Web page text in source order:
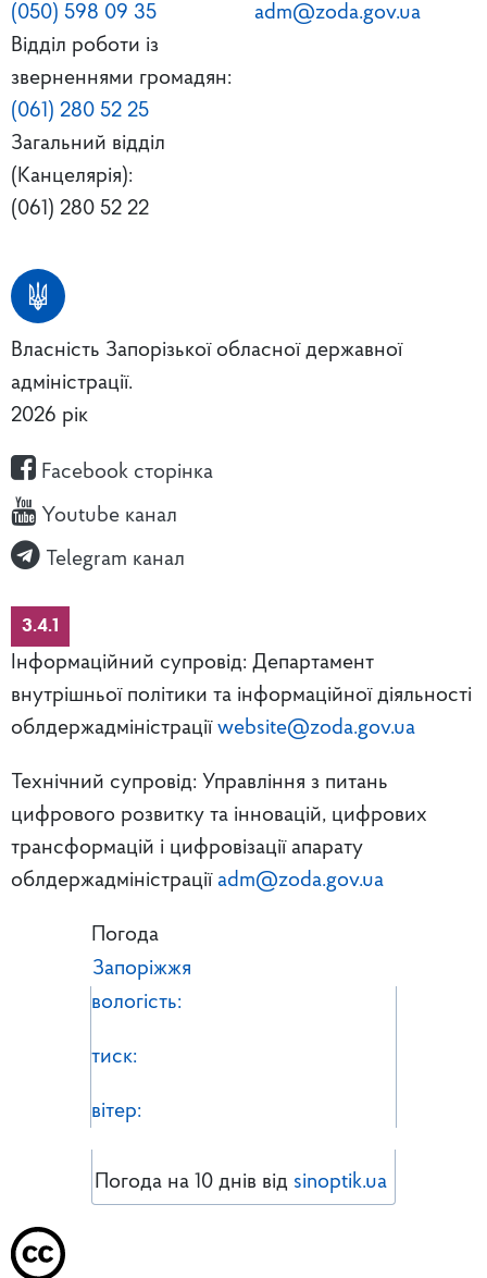
(050) 598 09 35
Відділ роботи із
зверненнями громадян:
(061) 280 52 25
Загальний відділ
(Канцелярія):
(061) 280 52 22
adm@zoda.gov.ua
Власність Запорізької обласної державної
адміністрації.
2026 рік
Facebook сторінка
Youtube канал
Telegram канал
3.4.1
Інформаційний супровід: Департамент
внутрішньої політики та інформаційної діяльності
облдержадміністрації website@zoda.gov.ua
Технічний супровід: Управління з питань
цифрового розвитку та інновацій, цифрових
трансформацій і цифровізації апарату
облдержадміністрації adm@zoda.gov.ua
Погода
Запоріжжя
вологість:
тиск:
вітер:
Погода на 10 днів від sinoptik.ua